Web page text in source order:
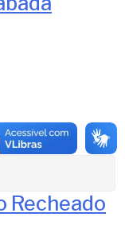
Recheado